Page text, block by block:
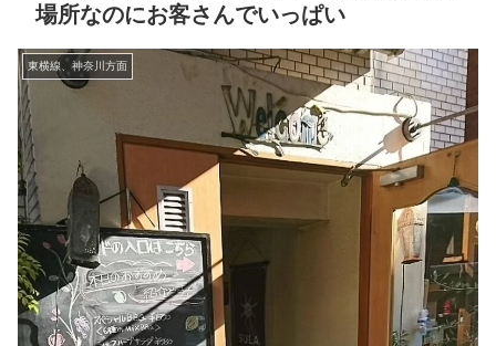
場所なのにお客さんでいっぱい
東横線、神奈川方面